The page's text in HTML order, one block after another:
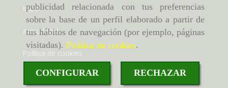
publicidad relacionada con tus preferencias
sobre la base de un perfil elaborado a partir de
tus hábitos de navegación (por ejemplo, páginas
visitadas). Política de cookies.
CONFIGURAR RECHAZAR
Inicio
Aviso legal
Política de cookies
Política de privacidad